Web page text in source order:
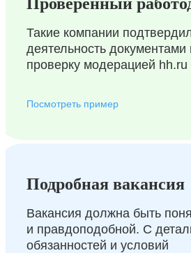
Такие компании
деятельность
проверку модерацией hh.ru
Посмотреть пример
Подробная вакансия
Вакансия должна быть
и правдоподобной. С
обязанностей и условий